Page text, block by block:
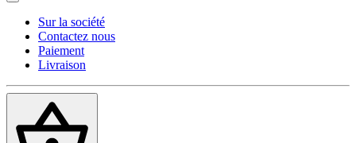
Sur la société
Contactez nous
Paiement
Livraison